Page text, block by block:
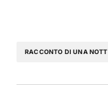
RACCONTO DI UNA